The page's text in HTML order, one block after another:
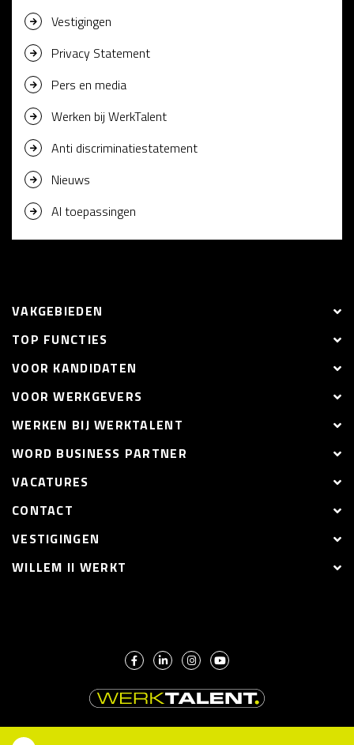
Vestigingen
Privacy Statement
Pers en media
Werken bij WerkTalent
Anti discriminatiestatement
Nieuws
AI toepassingen
VAKGEBIEDEN
TOP FUNCTIES
VOOR KANDIDATEN
VOOR WERKGEVERS
WERKEN BIJ WERKTALENT
WORD BUSINESS PARTNER
VACATURES
CONTACT
VESTIGINGEN
WILLEM II WERKT